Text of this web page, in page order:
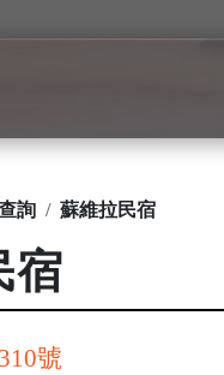
詢 蘇維拉民宿
宿
號